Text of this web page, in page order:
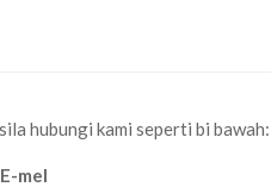
hubungi kami seperti bi bawah:
mel